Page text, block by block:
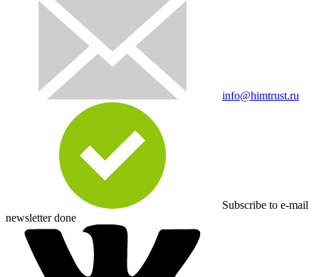
info@himtrust.ru
Subscribe to e-mail
newsletter done